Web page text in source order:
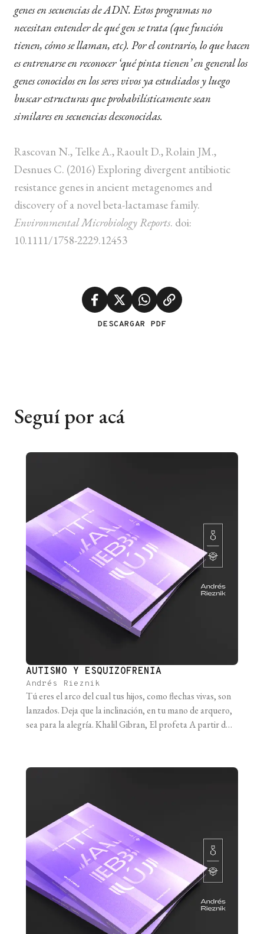
genes en secuencias de ADN. Estos programas no
necesitan entender de qué gen se trata (que función
tienen, cómo se llaman, etc). Por el contrario, lo que hacen
es entrenarse en reconocer ‘qué pinta tienen’ en general los
genes conocidos en los seres vivos ya estudiados y luego
buscar estructuras que probabilísticamente sean
similares en secuencias desconocidas.
Rascovan N., Telke A., Raoult D., Rolain JM.,
Desnues C. (2016) Exploring divergent antibiotic
resistance genes in ancient metagenomes and
discovery of a novel beta-lactamase family.
Environmental Microbiology Reports. doi:
10.1111/1758-2229.12453
DESCARGAR PDF
Seguí por acá
AUTISMO Y ESQUIZOFRENIA
Andrés Rieznik
Tú eres el arco del cual tus hijos, como flechas vivas, son
lanzados. Deja que la inclinación, en tu mano de arquero,
sea para la alegría. Khalil Gibran, El profeta A partir de
componente genético del autismo y la esquizofrenia [...]